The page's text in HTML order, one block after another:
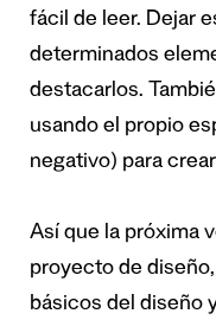
fácil de leer. Dejar
determinados
destacarlos.
usando el propio
negativo) para
Así que la próxima
proyecto de
básicos del diseño